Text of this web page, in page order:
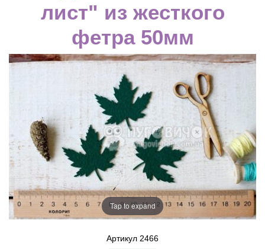
лист" из жесткого
фетра 50мм
Tap to expand
Артикул 2466